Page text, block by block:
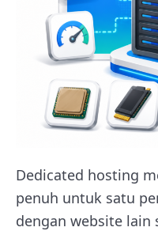
Dedicated hosting
penuh untuk satu
dengan website lain